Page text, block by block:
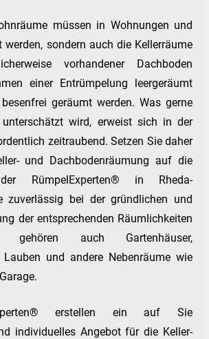
müssen in Wohnungen und
werden, sondern auch die Kellerräume
vorhandener Dachboden
einer Entrümpelung leergeräumt
geräumt werden. Was gerne
wird, erweist sich in der
zeitraubend. Setzen Sie daher
und Dachbodenräumung auf die
RümpelExperten® in Rheda-
zuverlässig bei der gründlichen und
der entsprechenden Räumlichkeiten
gehören auch Gartenhäuser,
Lauben und andere Nebenräume wie
erstellen ein auf Sie
individuelles Angebot für die Keller-